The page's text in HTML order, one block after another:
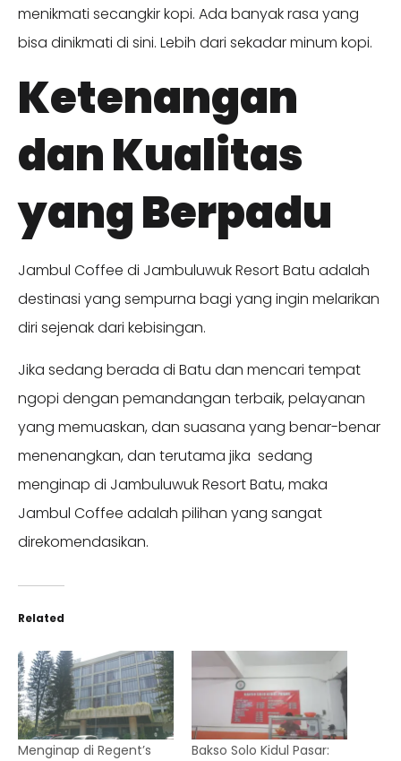
menikmati secangkir kopi. Ada banyak rasa yang
bisa dinikmati di sini. Lebih dari sekadar minum kopi.
Ketenangan
dan Kualitas
yang Berpadu
Jambul Coffee di Jambuluwuk Resort Batu adalah
destinasi yang sempurna bagi yang ingin melarikan
diri sejenak dari kebisingan.
Jika sedang berada di Batu dan mencari tempat
ngopi dengan pemandangan terbaik, pelayanan
yang memuaskan, dan suasana yang benar-benar
menenangkan, dan terutama jika sedang
menginap di Jambuluwuk Resort Batu, maka
Jambul Coffee adalah pilihan yang sangat
direkomendasikan.
Related
Menginap di Regent’s
Bakso Solo Kidul Pasar: